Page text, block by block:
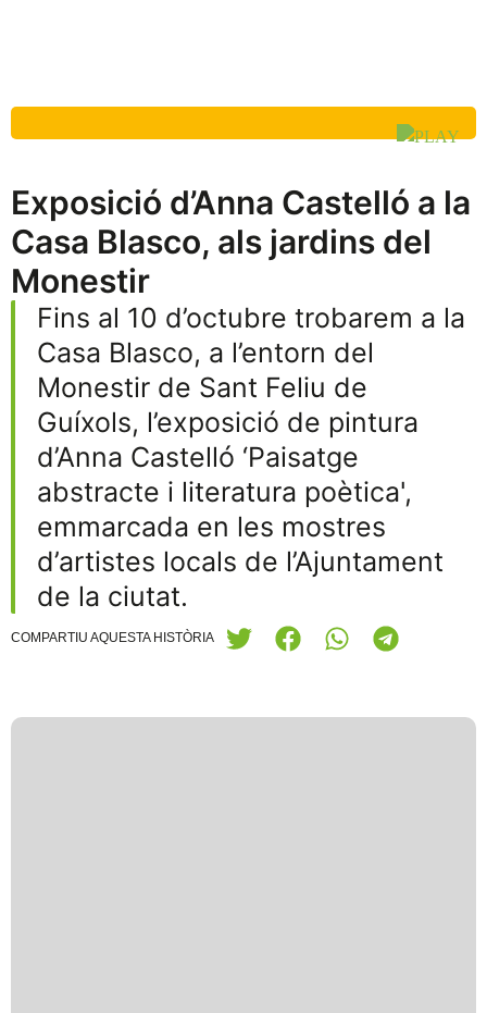
Exposició d’Anna Castelló a la
Casa Blasco, als jardins del
Monestir
Fins al 10 d’octubre trobarem a la
Casa Blasco, a l’entorn del
Monestir de Sant Feliu de
Guíxols, l’exposició de pintura
d’Anna Castelló ‘Paisatge
abstracte i literatura poètica',
emmarcada en les mostres
d’artistes locals de l’Ajuntament
de la ciutat.
COMPARTIU AQUESTA HISTÒRIA